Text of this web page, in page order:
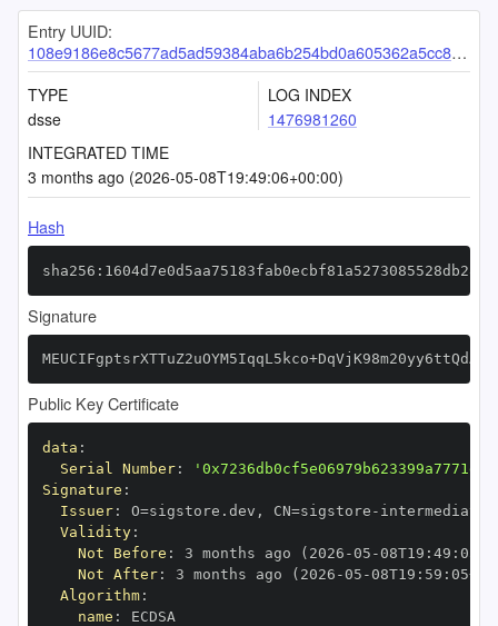
Entry UUID:
108e9186e8c5677ad5ad59384aba6b254bd0a605362a5cc8df625fbf4e77f35a2f77f6e78a3e5f2d
TYPE
dsse
LOG INDEX
1476981260
INTEGRATED TIME
3 months ago (2026-05-08T19:49:06+00:00)
Hash
Signature
Public Key Certificate
data :
Serial Number:
Signature :
Issuer: O=sigstore.dev , CN=sigstore -
Validity:
Not Before : 3 months ago (2026 -05 -08T19 : 49 :
Not After: 3 months ago (2026 -05 -08T19 : 59 : 05+00
Algorithm:
name :